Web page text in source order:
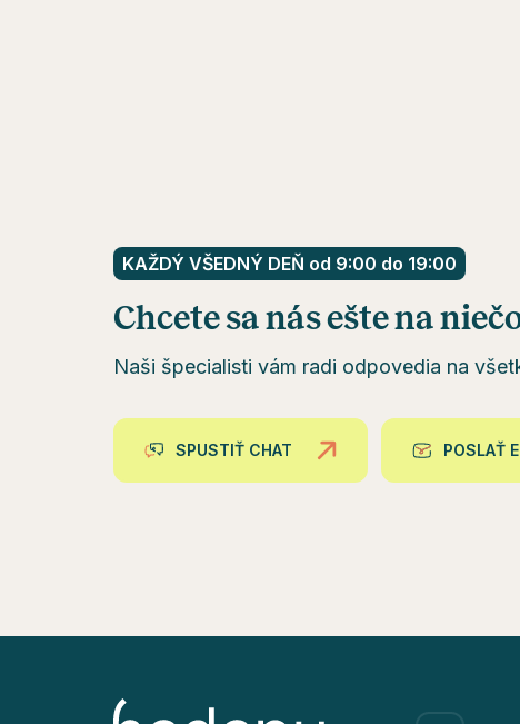
KAŽDÝ VŠEDNÝ DEŇ od 9:00 do 19:00
Chcete sa nás ešte na
Naši špecialisti vám radi odpovedia na
SPUSTIŤ CHAT POSLAŤ